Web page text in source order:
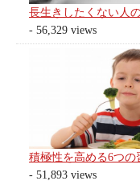
長生きしたくない人
- 56,329 views
積極性を高める6つの
- 51,893 views